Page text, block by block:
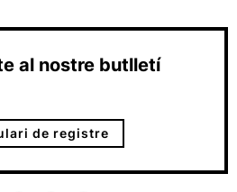
al nostre butlletí
de registre